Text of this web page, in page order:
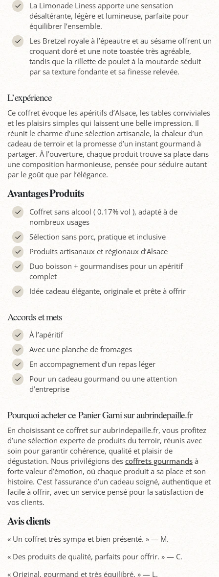
La Limonade Liness apporte une sensation
désaltérante, légère et lumineuse, parfaite pour
équilibrer l’ensemble.
Les Bretzel royale à l’épeautre et au sésame offrent un
croquant doré et une note toastée très agréable,
tandis que la rillette de poulet à la moutarde séduit
par sa texture fondante et sa finesse relevée.
L’expérience
Ce coffret évoque les apéritifs d’Alsace, les tables conviviales
et les plaisirs simples qui laissent une belle impression. Il
réunit le charme d’une sélection artisanale, la chaleur d’un
cadeau de terroir et la promesse d’un instant gourmand à
partager. À l’ouverture, chaque produit trouve sa place dans
une composition harmonieuse, pensée pour séduire autant
par le goût que par l’élégance.
Avantages Produits
Coffret sans alcool ( 0.17% vol ), adapté à de
nombreux usages
Sélection sans porc, pratique et inclusive
Produits artisanaux et régionaux d’Alsace
Duo boisson + gourmandises pour un apéritif
complet
Idée cadeau élégante, originale et prête à offrir
Accords et mets
À l’apéritif
Avec une planche de fromages
En accompagnement d’un repas léger
Pour un cadeau gourmand ou une attention
d’entreprise
Pourquoi acheter ce Panier Garni sur aubrindepaille.fr
En choisissant ce coffret sur aubrindepaille.fr, vous profitez
d’une sélection experte de produits du terroir, réunis avec
soin pour garantir cohérence, qualité et plaisir de
dégustation. Nous privilégions des coffrets gourmands à
forte valeur d’émotion, où chaque produit a sa place et son
histoire. C’est l’assurance d’un cadeau soigné, authentique et
facile à offrir, avec un service pensé pour la satisfaction de
vos clients.
Avis clients
« Un coffret très sympa et bien présenté. » — M.
« Des produits de qualité, parfaits pour offrir. » — C.
« Original, gourmand et très équilibré. » — L.